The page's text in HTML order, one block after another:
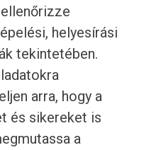
helyesírási
tekintetében.
arra, hogy a
és sikereket is
a